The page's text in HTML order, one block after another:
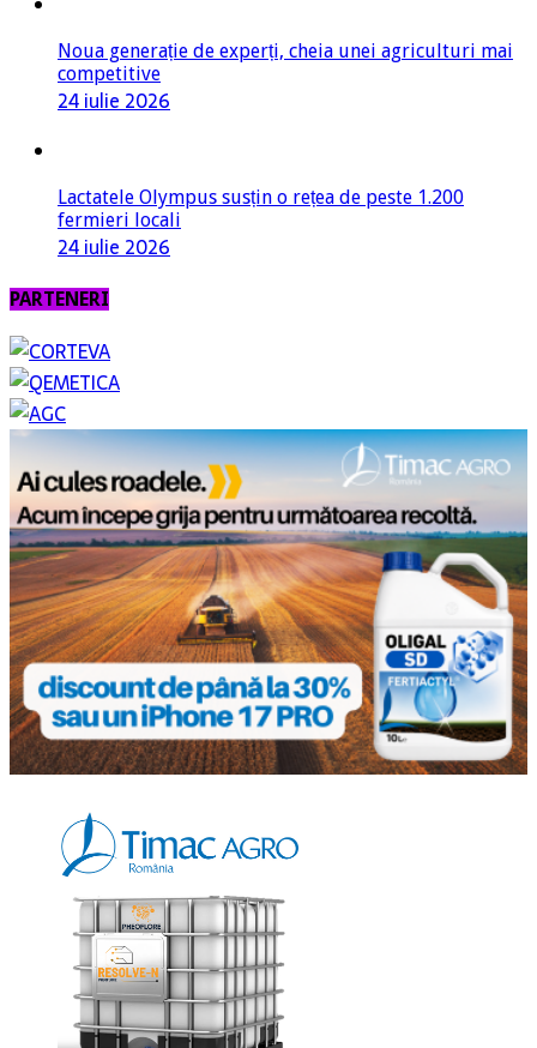
Noua generație de experți, cheia unei agriculturi mai
competitive
24 iulie 2026
Lactatele Olympus susțin o rețea de peste 1.200
fermieri locali
24 iulie 2026
PARTENERI